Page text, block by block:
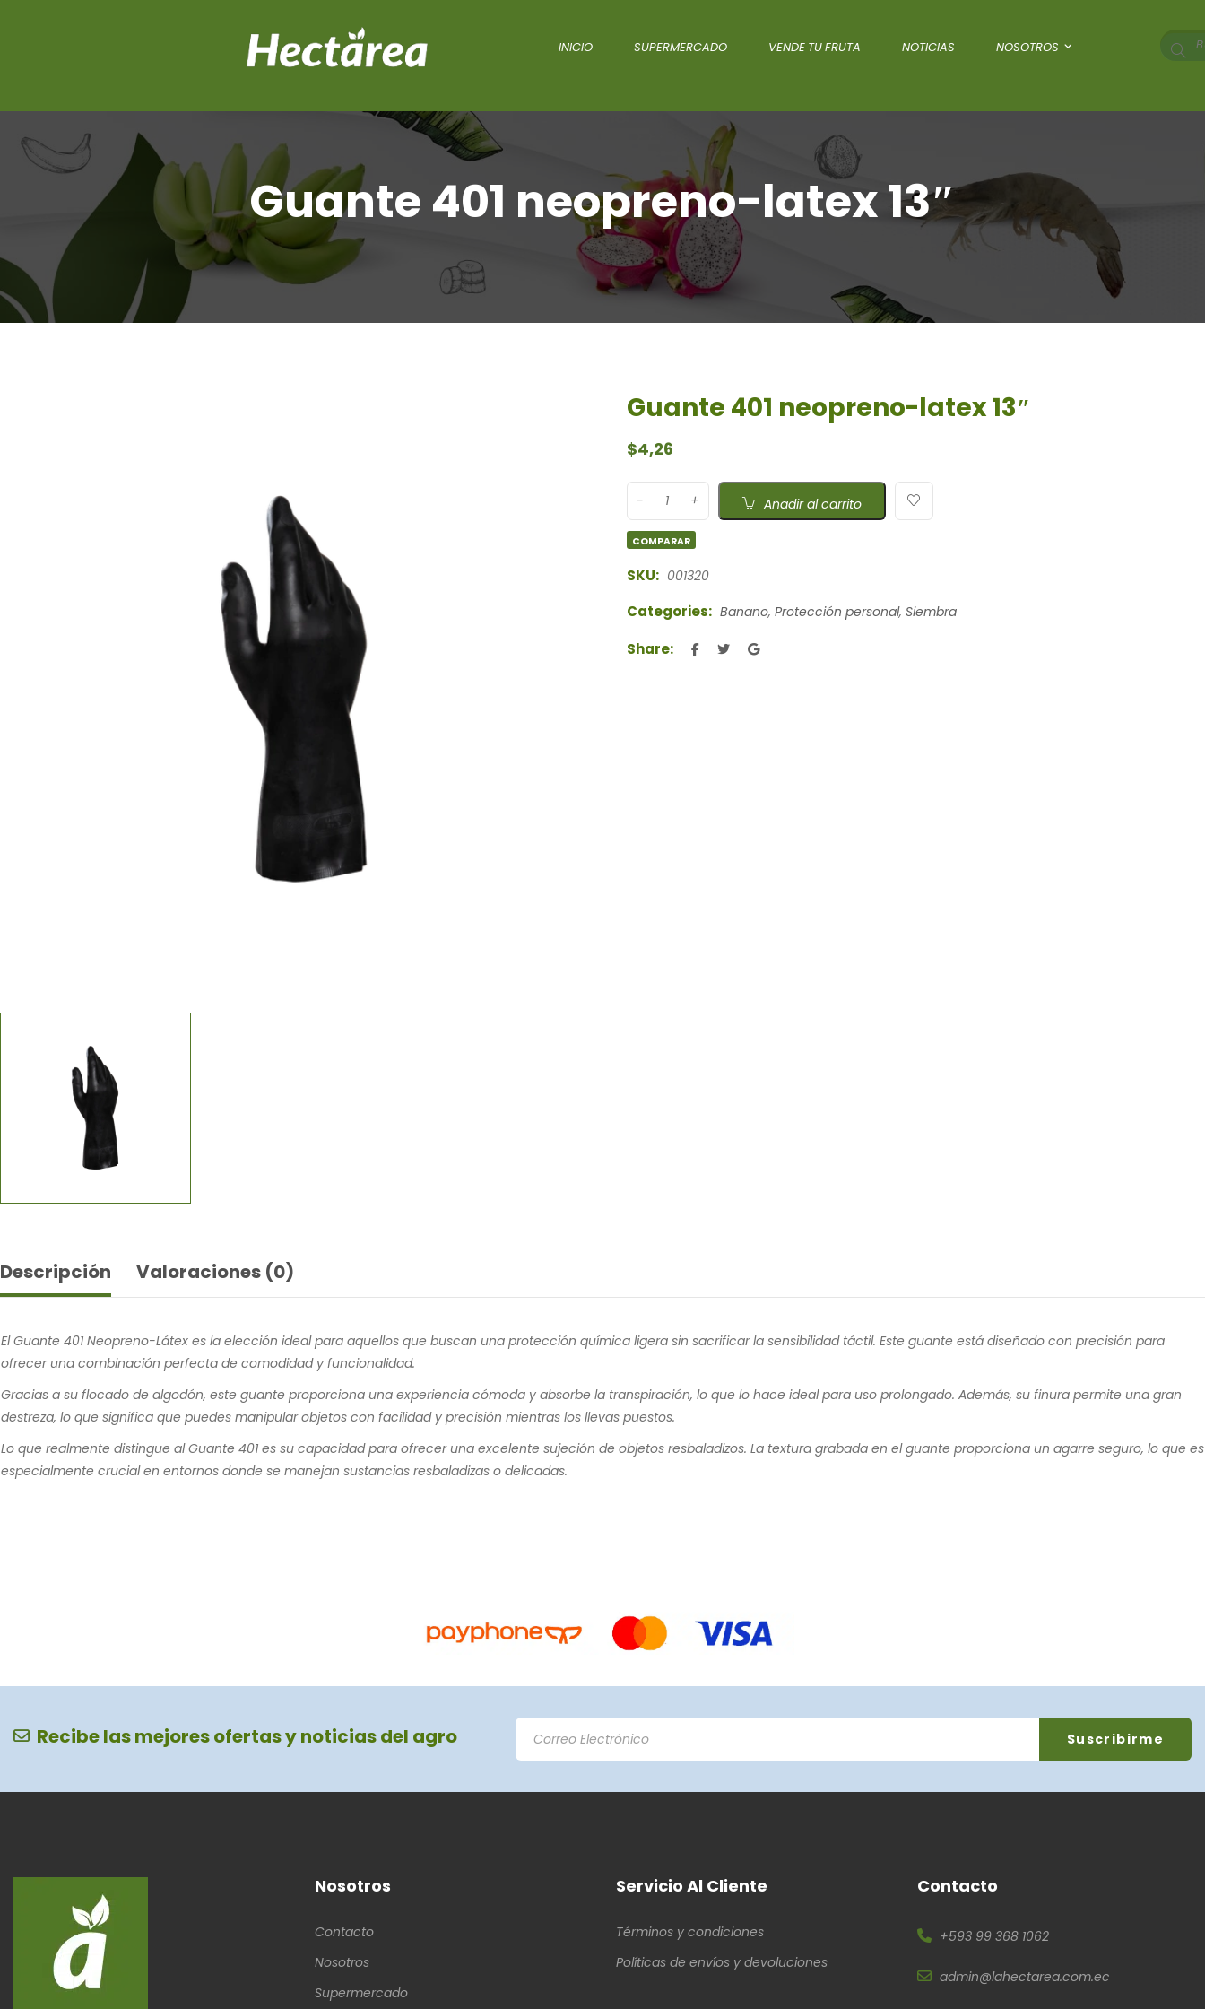
INICIO SUPERMERCADO VENDE TU FRUTA NOTICIAS NOSOTROS
Guante 401 neopreno-latex 13″
Guante 401 neopreno-latex 13″
$4,26
Añadir al carrito
COMPARAR
SKU: 001320
Categories: Banano, Protección personal, Siembra
Share:
Descripción Valoraciones (0)
El Guante 401 Neopreno-Látex es la elección ideal para aquellos que buscan una protección química ligera sin sacrificar la sensibilidad táctil. Este guante está diseñado con precisión para
ofrecer una combinación perfecta de comodidad y funcionalidad.
Gracias a su flocado de algodón, este guante proporciona una experiencia cómoda y absorbe la transpiración, lo que lo hace ideal para uso prolongado. Además, su finura permite una gran
destreza, lo que significa que puedes manipular objetos con facilidad y precisión mientras los llevas puestos.
Lo que realmente distingue al Guante 401 es su capacidad para ofrecer una excelente sujeción de objetos resbaladizos. La textura grabada en el guante proporciona un agarre seguro, lo que es
especialmente crucial en entornos donde se manejan sustancias resbaladizas o delicadas.
Recibe las mejores ofertas y noticias del agro
Nosotros
Contacto
Nosotros
Supermercado
Servicio Al Cliente
Términos y condiciones
Políticas de envíos y devoluciones
Contacto
+593 99 368 1062
admin@lahectarea.com.ec